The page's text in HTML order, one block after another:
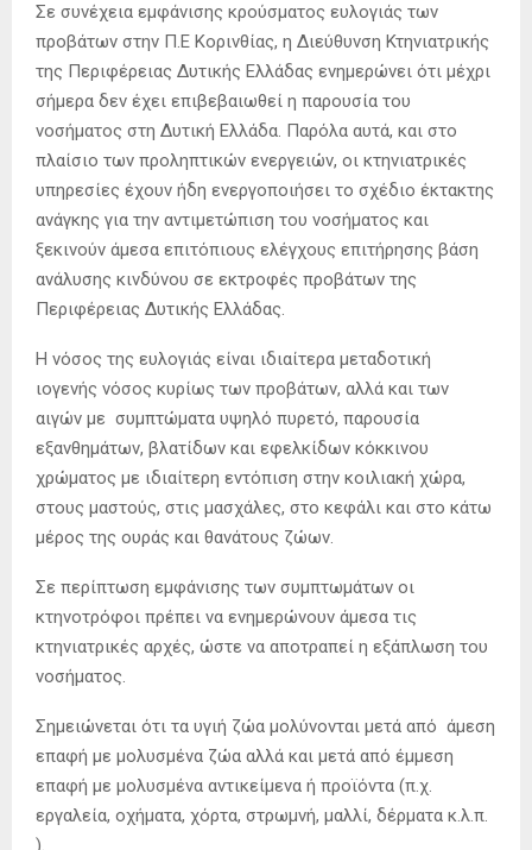
Σε συνέχεια εμφάνισης κρούσματος ευλογιάς των
προβάτων στην Π.Ε Κορινθίας, η Διεύθυνση Κτηνιατρικής
της Περιφέρειας Δυτικής Ελλάδας ενημερώνει ότι μέχρι
σήμερα δεν έχει επιβεβαιωθεί η παρουσία του
νοσήματος στη Δυτική Ελλάδα. Παρόλα αυτά, και στο
πλαίσιο των προληπτικών ενεργειών, οι κτηνιατρικές
υπηρεσίες έχουν ήδη ενεργοποιήσει το σχέδιο έκτακτης
ανάγκης για την αντιμετώπιση του νοσήματος και
ξεκινούν άμεσα επιτόπιους ελέγχους επιτήρησης βάση
ανάλυσης κινδύνου σε εκτροφές προβάτων της
Περιφέρειας Δυτικής Ελλάδας.
Η νόσος της ευλογιάς είναι ιδιαίτερα μεταδοτική
ιογενής νόσος κυρίως των προβάτων, αλλά και των
αιγών με συμπτώματα υψηλό πυρετό, παρουσία
εξανθημάτων, βλατίδων και εφελκίδων κόκκινου
χρώματος με ιδιαίτερη εντόπιση στην κοιλιακή χώρα,
στους μαστούς, στις μασχάλες, στο κεφάλι και στο κάτω
μέρος της ουράς και θανάτους ζώων.
Σε περίπτωση εμφάνισης των συμπτωμάτων οι
κτηνοτρόφοι πρέπει να ενημερώνουν άμεσα τις
κτηνιατρικές αρχές, ώστε να αποτραπεί η εξάπλωση του
νοσήματος.
Σημειώνεται ότι τα υγιή ζώα μολύνονται μετά από άμεση
επαφή με μολυσμένα ζώα αλλά και μετά από έμμεση
επαφή με μολυσμένα αντικείμενα ή προϊόντα (π.χ.
εργαλεία, οχήματα, χόρτα, στρωμνή, μαλλί, δέρματα κ.λ.π.
).